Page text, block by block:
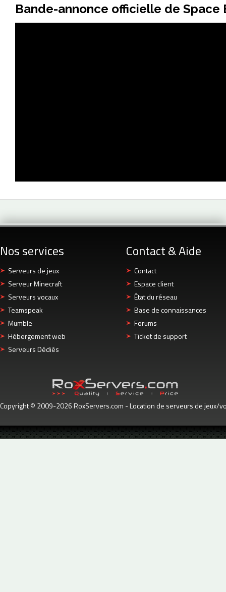
Bande-annonce officielle de Space
Nos services
Serveurs de jeux
Serveur Minecraft
Serveurs vocaux
Teamspeak
Mumble
Hébergement web
Serveurs Dédiés
Contact & Aide
Contact
Espace client
État du réseau
Base de connaissances
Forums
Ticket de support
Copyright © 2009-2026 RoxServers.com - Location de serveurs de jeux/